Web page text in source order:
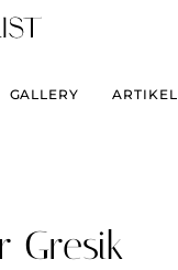
GALLERY ARTIKEL
Gresik